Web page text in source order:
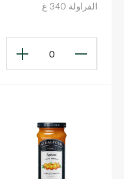
الفراولة 340 غ
0